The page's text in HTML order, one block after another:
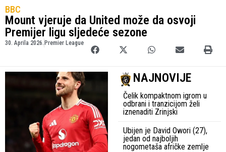
BBC
Mount vjeruje da United može da osvoji
Premijer ligu sljedeće sezone
30. Aprila 2026. Premier League
NAJNOVIJE
Čelik kompaktnom igrom u
odbrani i tranzicijom želi
iznenaditi Zrinjski
Ubijen je David Owori (27),
jedan od najboljih
nogometaša afričke zemlje